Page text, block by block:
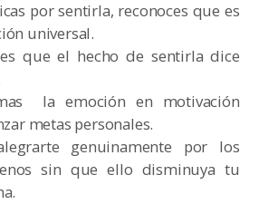
por sentirla, reconoces que es
universal.
que el hecho de sentirla dice
la emoción en motivación
metas personales.
genuinamente por los
sin que ello disminuya tu